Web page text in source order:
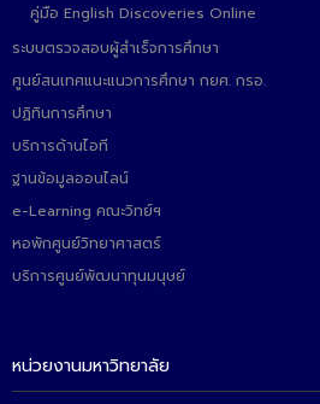
คู่มือ English Discoveries Online
ระบบตรวจสอบผู้สำเร็จการศึกษา
ศูนย์สนเทศแนะแนวการศึกษา กยศ. กรอ.
ปฏิทินการศึกษา
บริการด้านไอที
ฐานข้อมูลออนไลน์
e-Learning คณะวิทย์ฯ
หอพักศูนย์วิทยาศาสตร์
บริการศูนย์พัฒนาทุนมนุษย์
หน่วยงานมหาวิทยาลัย